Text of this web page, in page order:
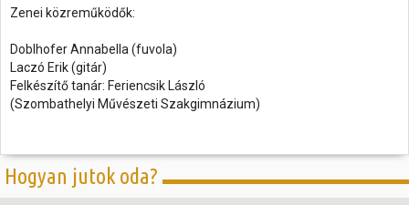
Zenei közreműködők:
Doblhofer Annabella (fuvola)
Laczó Erik (gitár)
Felkészítő tanár: Feriencsik László
(Szombathelyi Művészeti Szakgimnázium)
Hogyan jutok oda?